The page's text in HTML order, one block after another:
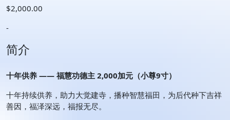
$2,000.00
-
简介
十年供养 —— 福慧功德主 2,000加元（小尊9寸）
十年持续供养，助力大觉建寺，播种智慧福田，为后代种下吉祥
善因，福泽深远，福报无尽。